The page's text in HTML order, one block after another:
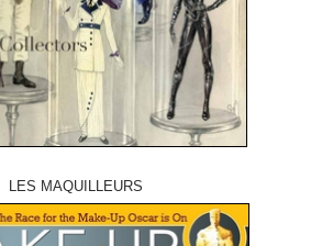
LES MAQUILLEURS